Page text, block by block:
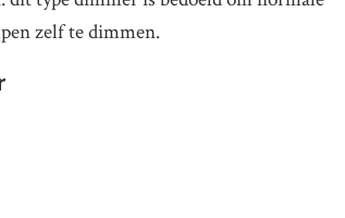
zelf te dimmen.